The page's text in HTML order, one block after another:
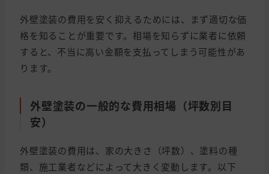
外壁塗装の費用を安く抑えるためには、まず適切な価
格を知ることが重要です。相場を知らずに業者に依頼
すると、不当に高い金額を支払ってしまう可能性があ
ります。
外壁塗装の一般的な費用相場（坪数別目
安）
外壁塗装の費用は、家の大きさ（坪数）、塗料の種
類、施工業者などによって大きく変動します。以下